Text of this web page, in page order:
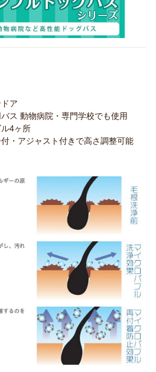
ア
ス 動物病院・専門学校でも使用
4ヶ所
・アジャスト付きで高さ調整可能